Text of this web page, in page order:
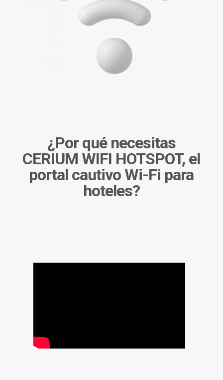
¿Por qué necesitas
CERIUM WIFI HOTSPOT, el
portal cautivo Wi-Fi para
hoteles?